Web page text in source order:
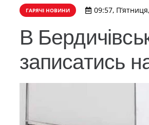
ГАРЯЧІ НОВИНИ 09:57,
В
записатись